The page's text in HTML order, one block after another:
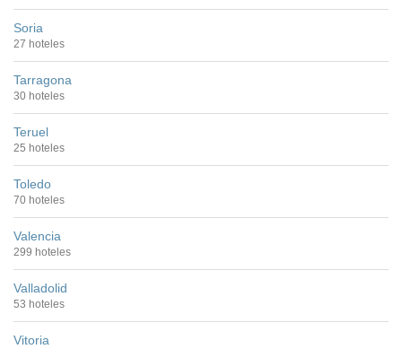
Soria
27 hoteles
Tarragona
30 hoteles
Teruel
25 hoteles
Toledo
70 hoteles
Valencia
299 hoteles
Valladolid
53 hoteles
Vitoria